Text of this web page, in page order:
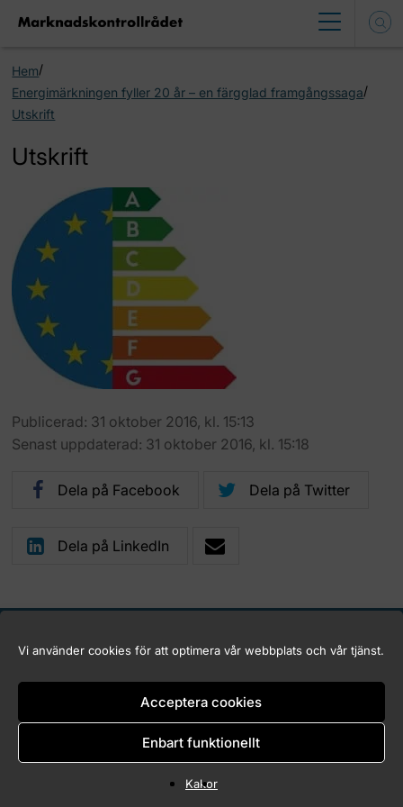
Vi använder cookies för att optimera vår webbplats och vår tjänst.
Acceptera cookies
Enbart funktionellt
Kakor
Hem/
Energimärkningen fyller 20 år – en färgglad framgångssaga/
Utskrift
Utskrift
Publicerad: 31 oktober 2016, kl. 15:13
Senast uppdaterad: 31 oktober 2016, kl. 15:18
Dela på Facebook Dela på Twitter
Dela på LinkedIn
Kakor (Cookies)
Tillgänglighet för marknadskontroll.se
Copyright © 2026 Marknadskontrollrådet